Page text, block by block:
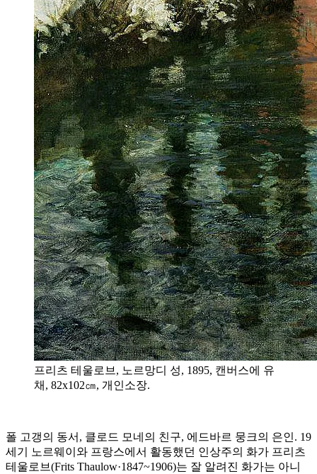
프리츠 테울로브, 노르망디 성, 1895, 캔버스에 유
채, 82x102㎝, 개인소장.
폴 고갱의 동서, 클로드 모네의 친구, 에드바르 뭉크의 은인. 19
세기 노르웨이와 프랑스에서 활동했던 인상주의 화가 프리츠
테울로브(Frits Thaulow·1847~1906)는 잘 알려진 화가는 아니